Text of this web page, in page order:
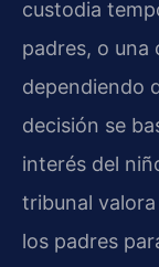
custodia
padres, o
dependiendo
decisión se
interés del
tribunal
los padres